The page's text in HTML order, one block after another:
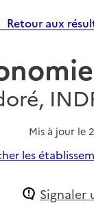
Retour aux
Mis à jour le
les
Signaler